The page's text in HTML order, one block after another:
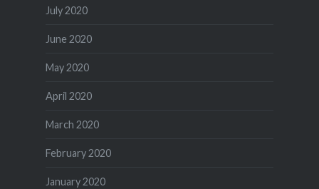
July 2020
June 2020
May 2020
April 2020
March 2020
February 2020
January 2020